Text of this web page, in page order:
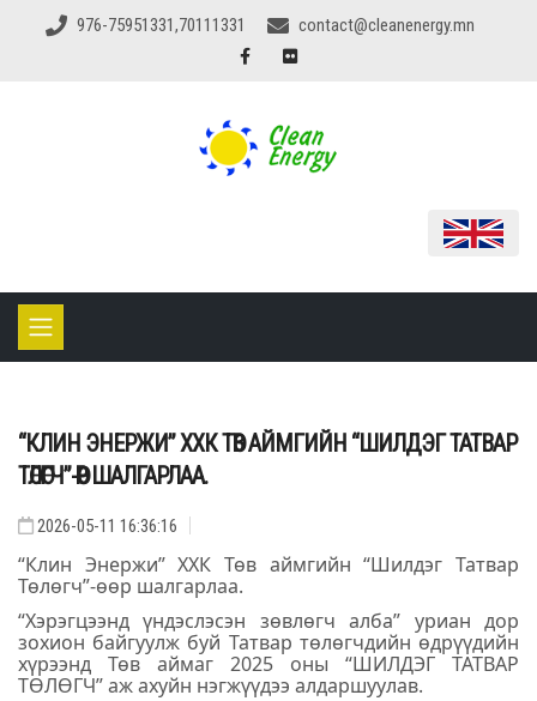
976-75951331,70111331 contact@cleanenergy.mn
“КЛИН ЭНЕРЖИ” ХХК ТӨВ АЙМГИЙН “ШИЛДЭГ ТАТВАР
ТӨЛӨГЧ”-ӨӨР ШАЛГАРЛАА.
2026-05-11 16:36:16
“Клин Энержи” ХХК Төв аймгийн “Шилдэг Татвар
Төлөгч”-өөр шалгарлаа.
“Хэрэгцээнд үндэслэсэн зөвлөгч алба” уриан дор
зохион байгуулж буй Татвар төлөгчдийн өдрүүдийн
хүрээнд Төв аймаг 2025 оны “ШИЛДЭГ ТАТВАР
ТӨЛӨГЧ” аж ахуйн нэгжүүдээ алдаршуулав.